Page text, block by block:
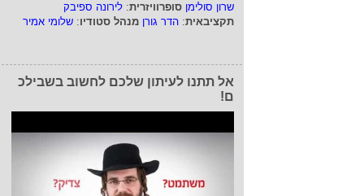
שרון סולימן סופרוויזרית: לירונה ספיבק
תקציבאית: הדר גורן מנהל סטודיו: שלומי אמיר
אל תתנו לעיתון שלכם לחשוב בשבילכ
ם!